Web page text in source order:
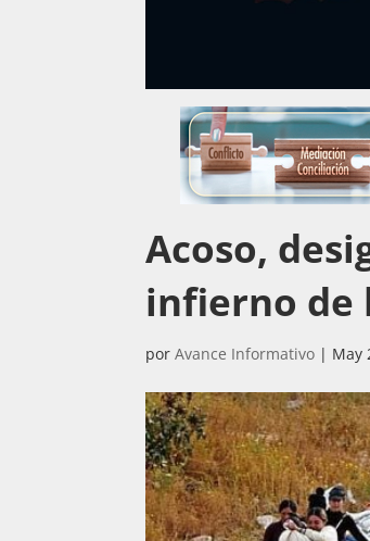
Acoso,
infierno de
porAvance Informativo | May